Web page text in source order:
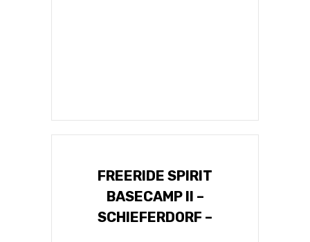
FREERIDE SPIRIT
BASECAMP II –
SCHIEFERDORF –